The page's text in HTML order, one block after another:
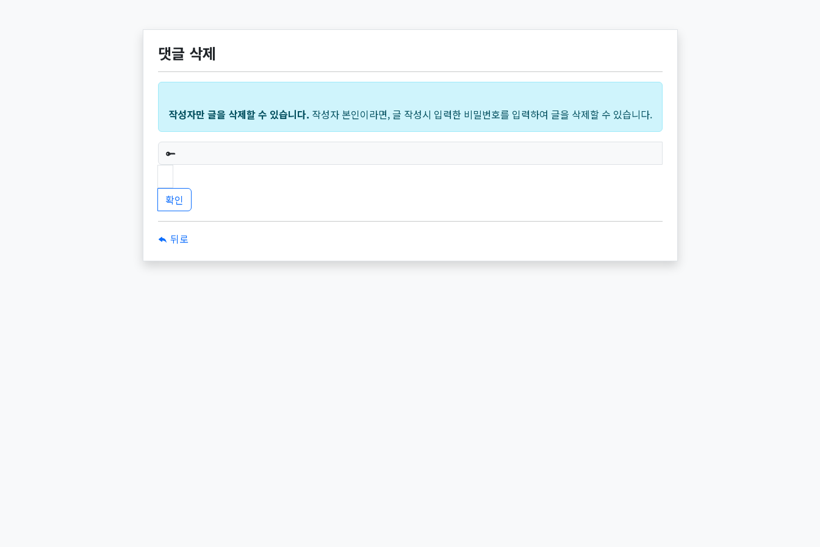
댓글 삭제
작성자만 글을 삭제할 수 있습니다. 작성자 본인이라면, 글 작성시 입력한 비밀번호를 입력하여 글을 삭제할 수 있습니다.
필수
뒤로